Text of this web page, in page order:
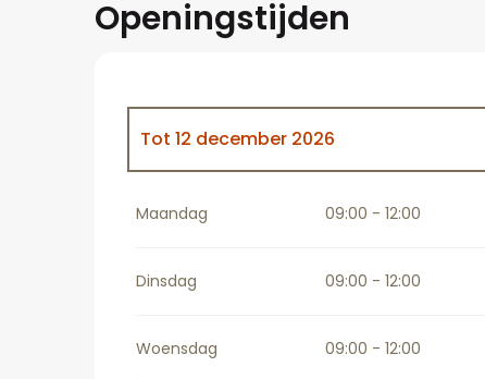
Openingstijden
Tot 12 december 2026
Vanaf 12 december 2026tot11 april 2027
Maandag 09:00 - 12:00
Dinsdag 09:00 - 12:00
Woensdag 09:00 - 12:00